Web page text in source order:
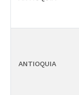
ANTIOQUIA